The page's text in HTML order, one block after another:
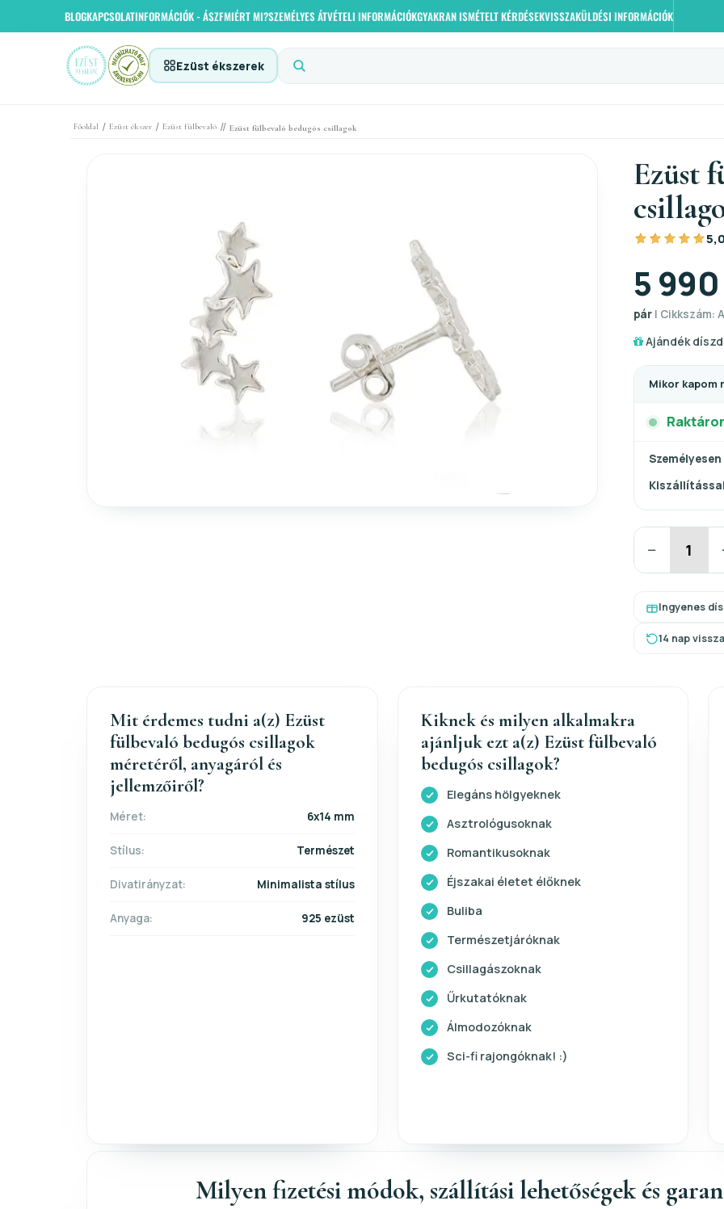
BLOGKAPCSOLATINFORMÁCIÓK - ÁSZFMIÉRT MI?SZEMÉLYES ÁTVÉTELI INFORMÁCIÓKGYAKRAN ISMÉTELT KÉRDÉSEKVISSZAKÜLDÉSI INFORMÁCIÓK
Ezüst ékszerek
Főoldal / Ezüst ékszer / Ezüst fülbevaló // Ezüst fülbevaló bedugós csillagok
Ezüst
5
pár| Cikkszám:
Ajándék
Mikor kapom
Személyesen
−
Ingyenes
14 nap
Mit érdemes tudni a(z) Ezüst
fülbevaló bedugós csillagok
méretéről, anyagáról és
jellemzőiről?
Méret: 6x14 mm
Stílus: Természet
Divatirányzat: Minimalista stílus
Anyaga: 925 ezüst
Kiknek és milyen alkalmakra
ajánljuk ezt a(z) Ezüst fülbevaló
bedugós csillagok?
Elegáns hölgyeknek
Asztrológusoknak
Romantikusoknak
Éjszakai életet élőknek
Buliba
Természetjáróknak
Csillagászoknak
Űrkutatóknak
Álmodozóknak
Sci-fi rajongóknak! :)
Milyen fizetési módok, szállítási lehetőségek és